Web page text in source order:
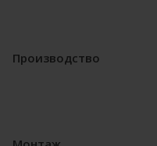
Производство